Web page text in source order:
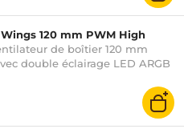
120 mm PWM High
de boîtier 120 mm
double éclairage LED ARGB